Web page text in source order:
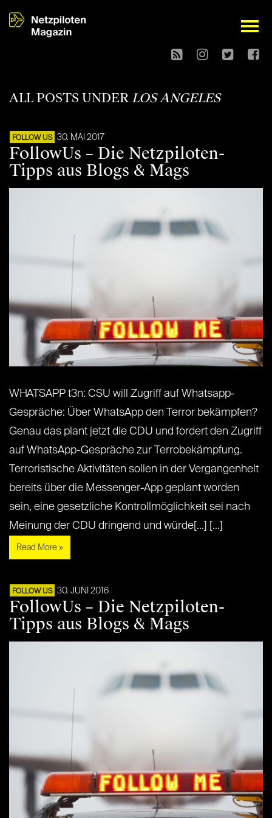
open
ALL POSTS UNDER LOS ANGELES
FOLLOW US 30. MAI 2017
FollowUs – Die Netzpiloten-
Tipps aus Blogs & Mags
WHATSAPP t3n: CSU will Zugriff auf Whatsapp-
Gespräche: Über WhatsApp den Terror bekämpfen?
Genau das plant jetzt die CDU und fordert den Zugriff
auf WhatsApp-Gespräche zur Terrobekämpfung.
Terroristische Aktivitäten sollen in der Vergangenheit
bereits über die Messenger-App geplant worden
sein, eine gesetzliche Kontrollmöglichkeit sei nach
Meinung der CDU dringend und würde[...] [...]
Read More »
FOLLOW US 30. JUNI 2016
FollowUs – Die Netzpiloten-
Tipps aus Blogs & Mags